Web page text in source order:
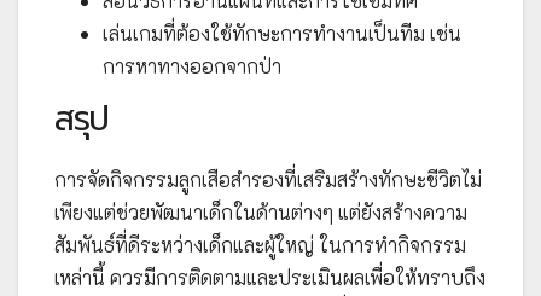
เล่นเกมที่ต้องใช้ทักษะการทำงานเป็นทีม เช่น
การหาทางออกจากป่า
สรุป
การจัดกิจกรรมลูกเสือสำรองที่เสริมสร้างทักษะชีวิตไม่
เพียงแต่ช่วยพัฒนาเด็กในด้านต่างๆ แต่ยังสร้างความ
สัมพันธ์ที่ดีระหว่างเด็กและผู้ใหญ่ ในการทำกิจกรรม
เหล่านี้ ควรมีการติดตามและประเมินผลเพื่อให้ทราบถึง